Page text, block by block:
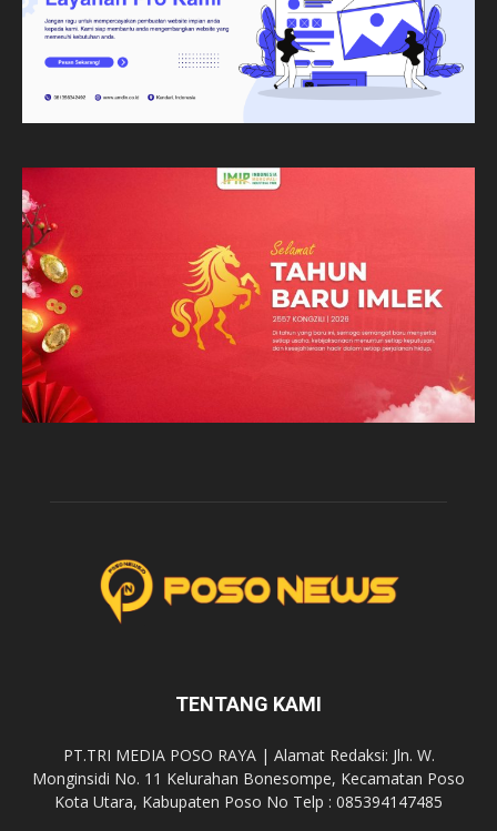
TENTANG KAMI
PT.TRI MEDIA POSO RAYA | Alamat Redaksi: Jln. W.
Monginsidi No. 11 Kelurahan Bonesompe, Kecamatan Poso
Kota Utara, Kabupaten Poso No Telp : 085394147485